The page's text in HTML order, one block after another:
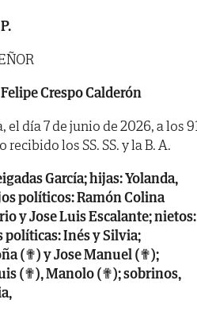
Crespo Calderón
el día 7 de junio de 2026, a los
los SS. SS. y la B. A.
García; hijas: Yolanda,
políticos: Ramón Colina
y Jose Luis Escalante; nietos:
políticas: Inés y Silvia;
(✟) y Jose Manuel (✟);
(✟), Manolo (✟); sobrinos,